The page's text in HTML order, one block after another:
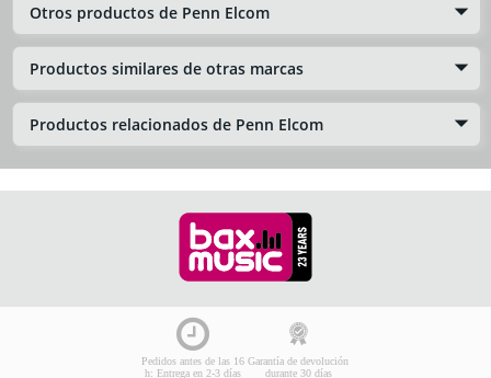
Otros productos de Penn Elcom
Productos similares de otras marcas
Productos relacionados de Penn Elcom
Pedidos antes de las 16
h: Entrega en 2-3 días
Garantía de devolución
durante 30 días